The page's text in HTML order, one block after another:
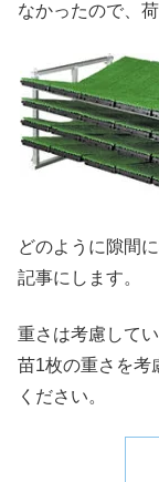
なかったので、
どのように隙間
記事にします。
重さは考慮してい
苗1枚の重さを考
ください。